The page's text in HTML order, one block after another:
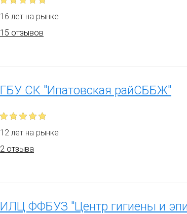
16 лет на рынке
15 отзывов
ГБУ СК "Ипатовская райСББЖ"
12 лет на рынке
2 отзыва
ИЛЦ ФФБУЗ "Центр гигиены и